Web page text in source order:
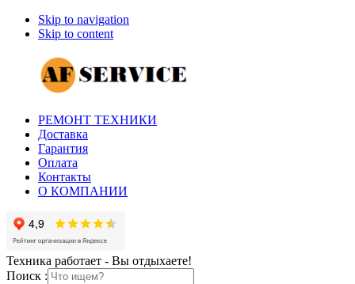
Skip to navigation
Skip to content
РЕМОНТ ТЕХНИКИ
Доставка
Гарантия
Оплата
Контакты
О КОМПАНИИ
Техника работает - Вы отдыхаете!
Поиск :